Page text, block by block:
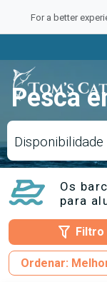
For a better
Pesca
Os
para
Filtro